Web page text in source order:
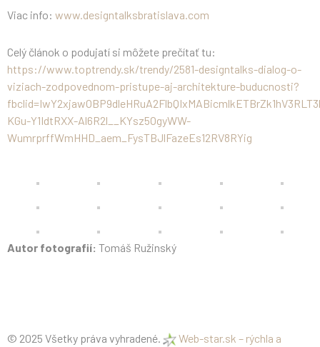
Viac info: www.designtalksbratislava.com
Celý článok o podujatí si môžete prečítať tu:
https://www.toptrendy.sk/trendy/2581-designtalks-dialog-o-
viziach-zodpovednom-pristupe-aj-architekture-buducnosti?
KGu-Y1IdtRXX-Al6R2l__KYsz5OgyWW-
WumrprffWmHHD_aem_FysTBJlFazeEs12RV8RYig
Autor fotografií: Tomáš Ružinský
© 2025 Všetky práva vyhradené.
Web-star.sk – rýchla a